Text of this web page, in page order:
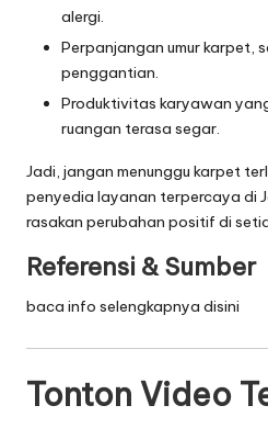
alergi.
Perpanjangan umur karpet,
penggantian.
Produktivitas karyawan
ruangan terasa segar.
Jadi, jangan menunggu karpet
penyedia layanan terpercaya di
rasakan perubahan positif di
Referensi & Sumber
baca info selengkapnya disini
Tonton Video